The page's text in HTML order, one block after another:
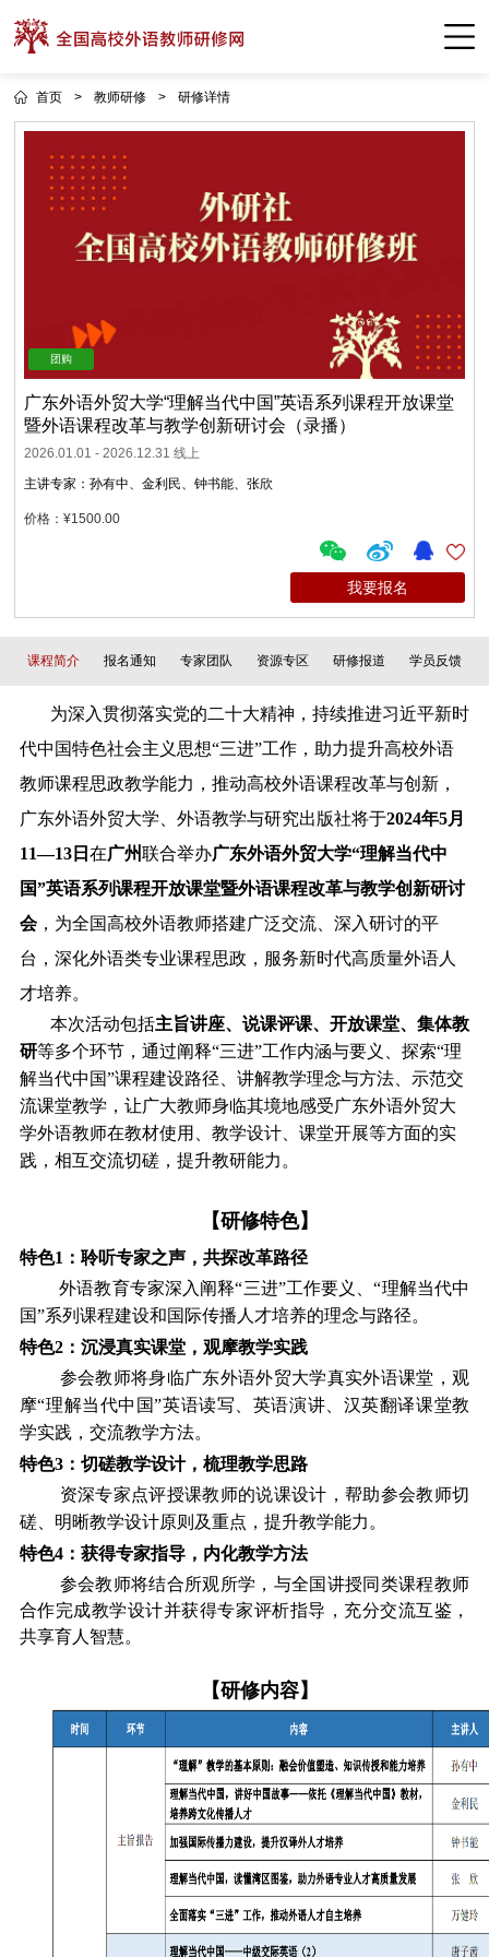
首页 > 教师研修 > 研修详情
广东外语外贸大学“理解当代中国”英语系列课程开放课堂
暨外语课程改革与教学创新研讨会（录播）
2026.01.01 - 2026.12.31 线上
主讲专家：孙有中、金利民、钟书能、张欣
价格：¥1500.00
我要报名
课程简介 报名通知 专家团队 资源专区 研修报道 学员反馈
为深入贯彻落实党的二十大精神，持续推进习近平新时
代中国特色社会主义思想“三进”工作，助力提升高校外语
教师课程思政教学能力，推动高校外语课程改革与创新，
广东外语外贸大学、外语教学与研究出版社将于2024年5月
11—13日 在广州联合举办广东外语外贸大学“理解当代中
国”英语系列课程开放课堂暨外语课程改革与教学创新研讨
会，为全国高校外语教师搭建广泛交流、深入研讨的平
台，深化外语类专业课程思政，服务新时代高质量外语人
才培养。
本次活动包括主旨讲座、说课评课、开放课堂、集体教
研等多个环节，通过阐释“三进”工作内涵与要义、探索“理
解当代中国”课程建设路径、讲解教学理念与方法、示范交
流课堂教学，让广大教师身临其境地感受广东外语外贸大
学外语教师在教材使用、教学设计、课堂开展等方面的实
践，相互交流切磋，提升教研能力。
【研修特色】
特色1 ：聆听专家之声，共探改革路径
外语教育专家深入阐释“三进”工作要义、“理解当代中
国”系列课程建设和国际传播人才培养的理念与路径。
特色2：沉浸真实课堂，观摩教学实践
参会教师将身临广东外语外贸大学真实外语课堂，观
摩“理解当代中国”英语读写、英语演讲、汉英翻译课堂教
学实践，交流教学方法。
特色3：切磋教学设计，梳理教学思路
资深专家点评授课教师的说课设计，帮助参会教师切
磋、明晰教学设计原则及重点，提升教学能力。
特色4：获得专家指导，内化教学方法
参会教师将结合所观所学，与全国讲授同类课程教师
合作完成教学设计并获得专家评析指导，充分交流互鉴，
共享育人 智慧。
【研修内容】